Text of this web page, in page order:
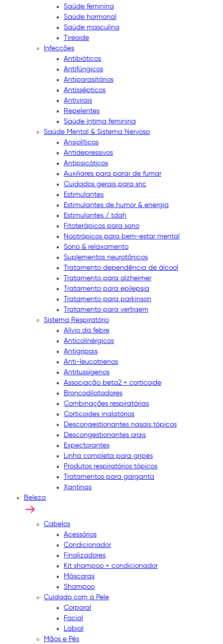
Saúde feminina
Saúde hormonal
Saúde masculina
Tireoide
Infecções
Antibióticos
Antifúngicos
Antiparasitários
Antissépticos
Antivirais
Repelentes
Saúde íntima feminina
Saúde Mental & Sistema Nervoso
Ansiolíticos
Antidepressivos
Antipsicóticos
Auxiliares para parar de fumar
Cuidados gerais para snc
Estimulantes
Estimulantes de humor & energia
Estimulantes / tdah
Fitoterápicos para sono
Nootrópicos para bem-estar mental
Sono & relaxamento
Suplementos neurotônicos
Tratamento dependência de álcool
Tratamento para alzheimer
Tratamento para epilepsia
Tratamento para parkinson
Tratamento para vertigem
Sistema Respiratório
Alívio da febre
Anticolinérgicos
Antigripais
Anti-leucotrienos
Antitussígenos
Associação beta2 + corticoide
Broncodilatadores
Combinações respiratórias
Corticoides inalatórios
Descongestionantes nasais tópicos
Descongestionantes orais
Expectorantes
Linha completa para gripes
Produtos respiratórios tópicos
Tratamentos para garganta
Xantinas
Beleza
Cabelos
Acessórios
Condicionador
Finalizadores
Kit shampoo + condicionador
Máscaras
Shampoo
Cuidado com a Pele
Corporal
Facial
Labial
Mãos e Pés